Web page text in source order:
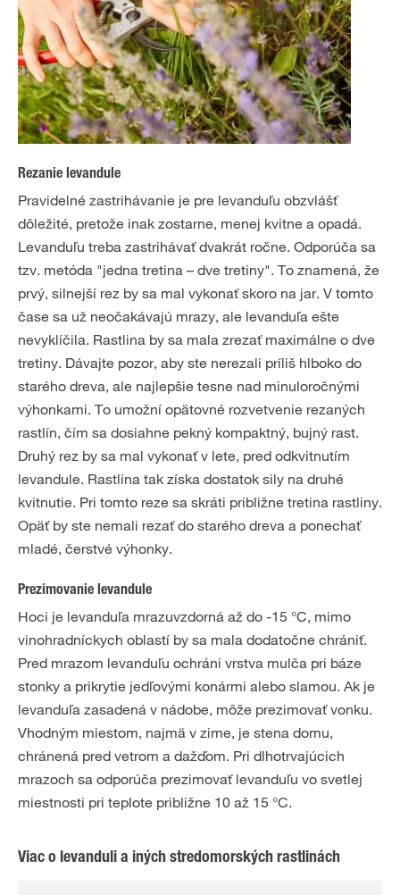
Rezanie levandule
Pravidelné zastrihávanie je pre levanduľu obzvlášť
dôležité, pretože inak zostarne, menej kvitne a opadá.
Levanduľu treba zastrihávať dvakrát ročne. Odporúča sa
tzv. metóda "jedna tretina – dve tretiny". To znamená, že
prvý, silnejší rez by sa mal vykonať skoro na jar. V tomto
čase sa už neočakávajú mrazy, ale levanduľa ešte
nevyklíčila. Rastlina by sa mala zrezať maximálne o dve
tretiny. Dávajte pozor, aby ste nerezali príliš hlboko do
starého dreva, ale najlepšie tesne nad minuloročnými
výhonkami. To umožní opätovné rozvetvenie rezaných
rastlín, čím sa dosiahne pekný kompaktný, bujný rast.
Druhý rez by sa mal vykonať v lete, pred odkvitnutím
levandule. Rastlina tak získa dostatok sily na druhé
kvitnutie. Pri tomto reze sa skráti približne tretina rastliny.
Opäť by ste nemali rezať do starého dreva a ponechať
mladé, čerstvé výhonky.
Prezimovanie levandule
Hoci je levanduľa mrazuvzdorná až do -15 °C, mimo
vinohradníckych oblastí by sa mala dodatočne chrániť.
Pred mrazom levanduľu ochráni vrstva mulča pri báze
stonky a prikrytie jedľovými konármi alebo slamou. Ak je
levanduľa zasadená v nádobe, môže prezimovať vonku.
Vhodným miestom, najmä v zime, je stena domu,
chránená pred vetrom a dažďom. Pri dlhotrvajúcich
mrazoch sa odporúča prezimovať levanduľu vo svetlej
miestnosti pri teplote približne 10 až 15 °C.
Viac o levanduli a iných stredomorských rastlinách